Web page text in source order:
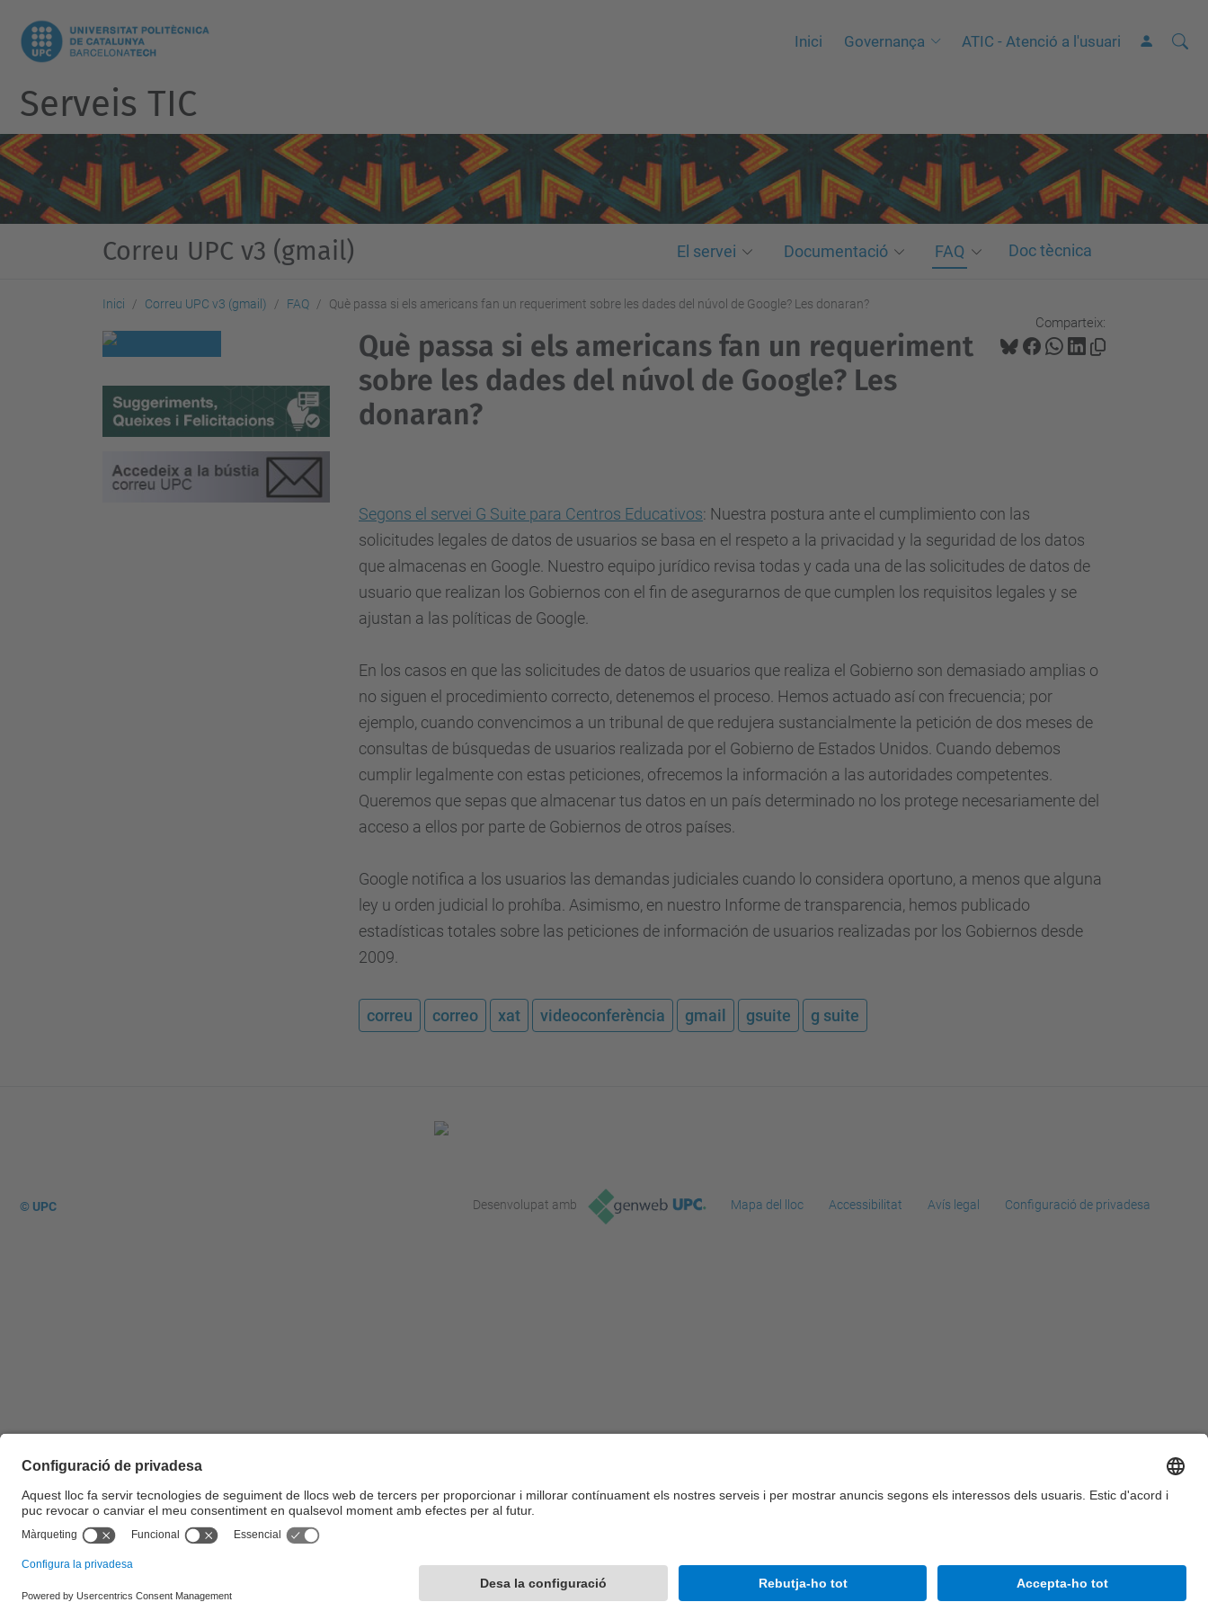
Inici Governança ATIC - Atenció a l'usuari Cerca
C
a
a
a
Serveis TIC
Correu UPC v3 (gmail) El servei Documentació FAQ Doc tècnica
Inici Correu UPC v3 (gmail) FAQ Què passa si els americans fan un requeriment sobre les dades del núvol de Google? Les donaran?
Comparteix:
Què passa si els americans fan un requeriment
sobre les dades del núvol de Google? Les
donaran?
Segons el servei G Suite para Centros Educativos: Nuestra postura ante el cumplimiento con las
solicitudes legales de datos de usuarios se basa en el respeto a la privacidad y la seguridad de los datos
que almacenas en Google. Nuestro equipo jurídico revisa todas y cada una de las solicitudes de datos de
usuario que realizan los Gobiernos con el fin de asegurarnos de que cumplen los requisitos legales y se
ajustan a las políticas de Google.
En los casos en que las solicitudes de datos de usuarios que realiza el Gobierno son demasiado amplias o
no siguen el procedimiento correcto, detenemos el proceso. Hemos actuado así con frecuencia; por
ejemplo, cuando convencimos a un tribunal de que redujera sustancialmente la petición de dos meses de
consultas de búsquedas de usuarios realizada por el Gobierno de Estados Unidos. Cuando debemos
cumplir legalmente con estas peticiones, ofrecemos la información a las autoridades competentes.
Queremos que sepas que almacenar tus datos en un país determinado no los protege necesariamente del
acceso a ellos por parte de Gobiernos de otros países.
Google notifica a los usuarios las demandas judiciales cuando lo considera oportuno, a menos que alguna
ley u orden judicial lo prohíba. Asimismo, en nuestro Informe de transparencia, hemos publicado
estadísticas totales sobre las peticiones de información de usuarios realizadas por los Gobiernos desde
2009.
correu correo xat videoconferència gmail gsuite g suite
© UPC Desenvolupat amb Mapa del lloc Accessibilitat Avís legal Configuració de privadesa